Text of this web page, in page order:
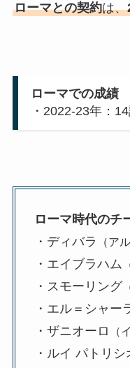
ローマとの契約は、
ローマでの成績
・2022-23年：
ローマ時代のチ
・ディバラ
（ア
・エイブラハム
・スモーリング
・エル＝シャー
・ザニオーロ （
・ルイ パトリシ